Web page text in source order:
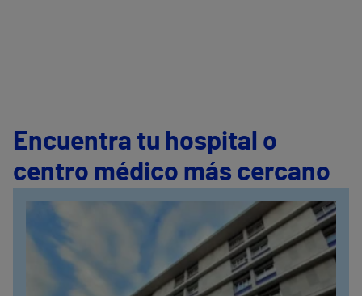
Encuentra tu hospital o
centro médico más cercano